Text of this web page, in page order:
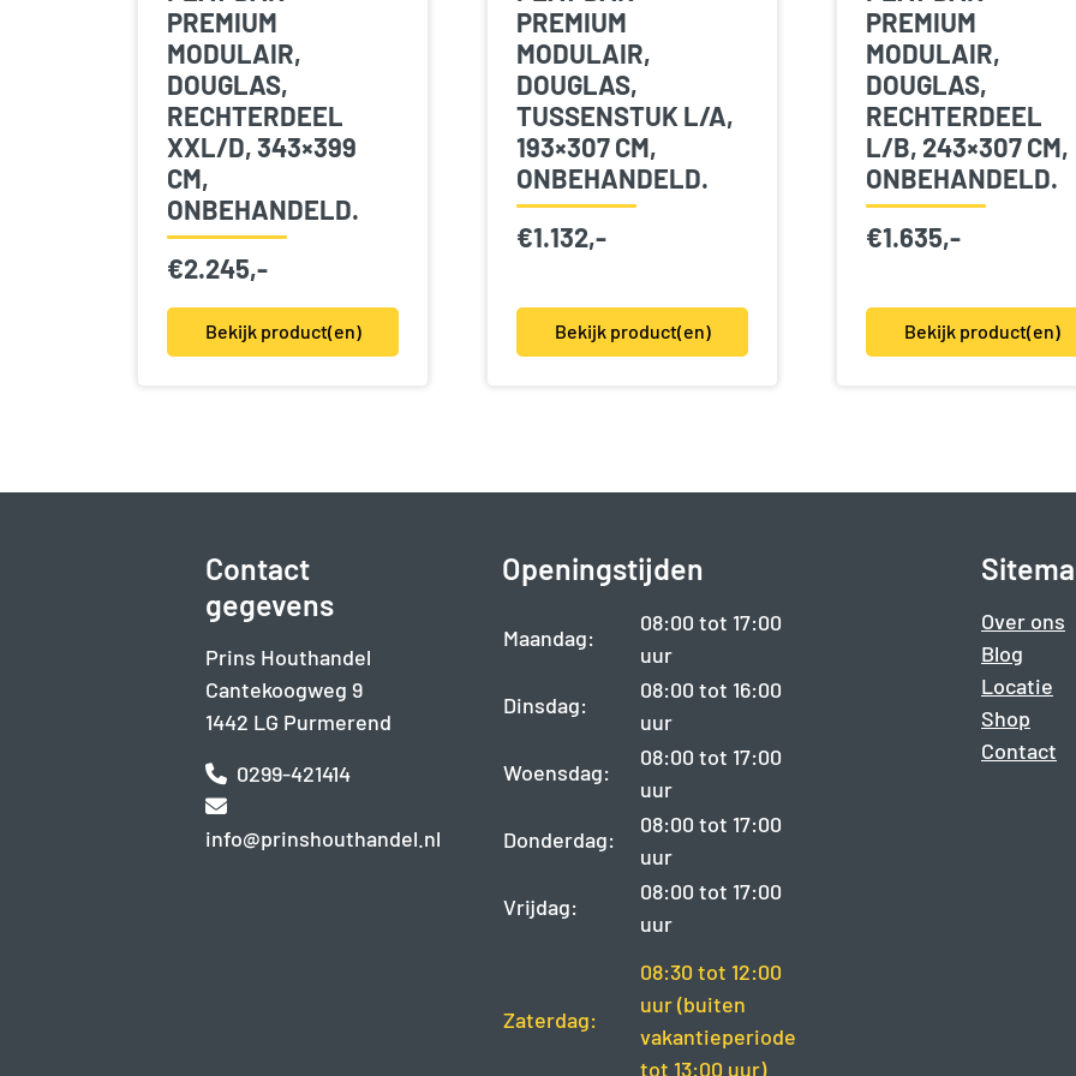
PREMIUM
MODULAIR,
DOUGLAS,
RECHTERDEEL
XXL/D, 343×399
CM,
ONBEHANDELD.
€2.245,-
Bekijk product(en)
PREMIUM
MODULAIR,
DOUGLAS,
TUSSENSTUK L/A,
193×307 CM,
ONBEHANDELD.
€1.132,-
Bekijk product(en)
PREMIUM
MODULAIR,
DOUGLAS,
RECHTERDEEL
L/B, 243×307 CM,
ONBEHANDELD.
€1.635,-
Bekijk product(en)
Contact
gegevens
Prins Houthandel
Cantekoogweg 9
1442 LG Purmerend
0299-421414
info@prinshouthandel.nl
Openingstijden
Maandag:
08:00 tot 17:00
uur
Dinsdag:
08:00 tot 16:00
uur
Woensdag:
08:00 tot 17:00
uur
Donderdag:
08:00 tot 17:00
uur
Vrijdag:
08:00 tot 17:00
uur
Zaterdag:
08:30 tot 12:00
uur (buiten
vakantieperiode
tot 13:00 uur)
Over ons
Blog
Locatie
Shop
Contact